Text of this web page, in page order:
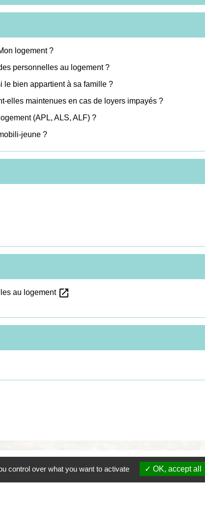
logement ?
personnelles au logement ?
le bien appartient à sa famille ?
elles maintenues en cas de loyers impayés ?
(APL, ALS, ALF) ?
jeune ?
au logement open_in_new
control over what you want to activate OK, accept all